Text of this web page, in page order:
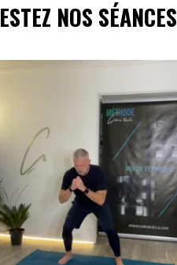
NOS SÉANCES